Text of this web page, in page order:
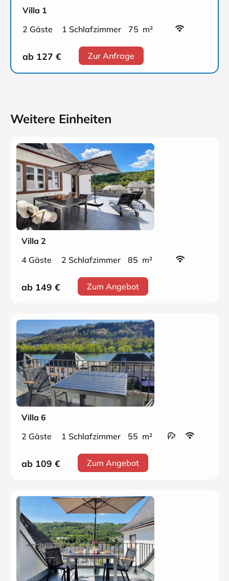
Villa 1
2 Gäste
1 Schlafzimmer 75 m²
ab 127 € Zur Anfrage
Weitere Einheiten
Villa 2
4 Gäste
2 Schlafzimmer 85 m²
ab 149 € Zum Angebot
Villa 6
2 Gäste
1 Schlafzimmer 55 m²
ab 109 € Zum Angebot